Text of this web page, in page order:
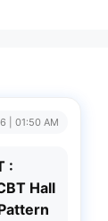
| 01:50 AM
:
Hall